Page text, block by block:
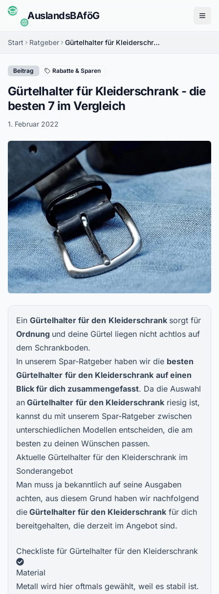
AuslandsBAföG
Start Ratgeber Gürtelhalter für Kleiderschrank - die besten 7 im Vergleich
Beitrag Rabatte & Sparen
Gürtelhalter für Kleiderschrank - die
besten 7 im Vergleich
1. Februar 2022
Ein Gürtelhalter für den Kleiderschrank sorgt für
Ordnung und deine Gürtel liegen nicht achtlos auf
dem Schrankboden.
In unserem Spar-Ratgeber haben wir die besten
Gürtelhalter für den Kleiderschrank auf einen
Blick für dich zusammengefasst. Da die Auswahl
an Gürtelhalter für den Kleiderschrank riesig ist,
kannst du mit unserem Spar-Ratgeber zwischen
unterschiedlichen Modellen entscheiden, die am
besten zu deinen Wünschen passen.
Aktuelle Gürtelhalter für den Kleiderschrank im
Sonderangebot
Man muss ja bekanntlich auf seine Ausgaben
achten, aus diesem Grund haben wir nachfolgend
die Gürtelhalter für den Kleiderschrank für dich
bereitgehalten, die derzeit im Angebot sind.
Checkliste für Gürtelhalter für den Kleiderschrank
Material
Metall wird hier oftmals gewählt, weil es stabil ist.